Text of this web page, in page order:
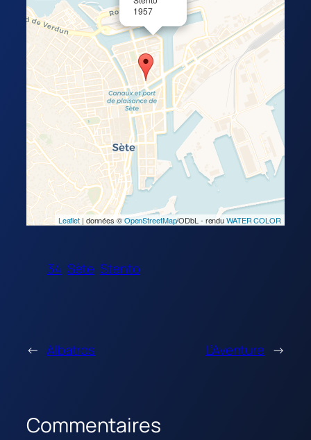
1957
Leaflet | données ©OpenStreetMap/ODbL - renduWATER COLOR
34 Sète Stento
← Albatros L’Aventure →
Commentaires